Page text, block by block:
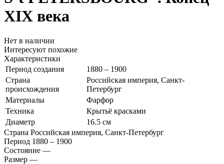
XIX века
Нет в наличии
Интересуют похожие
Характеристики
Период создания
1880 – 1900
Страна
происхождения
Российская империя, Санкт-
Петербург
Материалы
Фарфор
Техника
Крытьё красками
Диаметр
16.5 см
Страна Российская империя, Санкт-Петербург
Период 1880 – 1900
Состояние —
Размер —